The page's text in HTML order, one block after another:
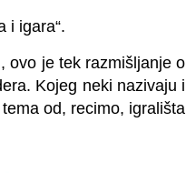
i igara“.
ovo je tek razmišljanje o
Kojeg neki nazivaju i
od, recimo, igrališta